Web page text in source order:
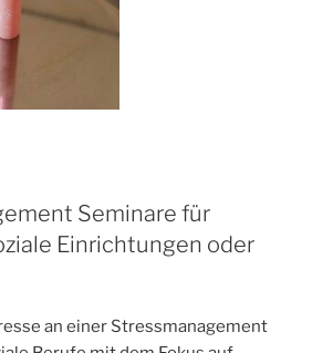
Seminare für
Einrichtungen oder
an einer Stressmanagement